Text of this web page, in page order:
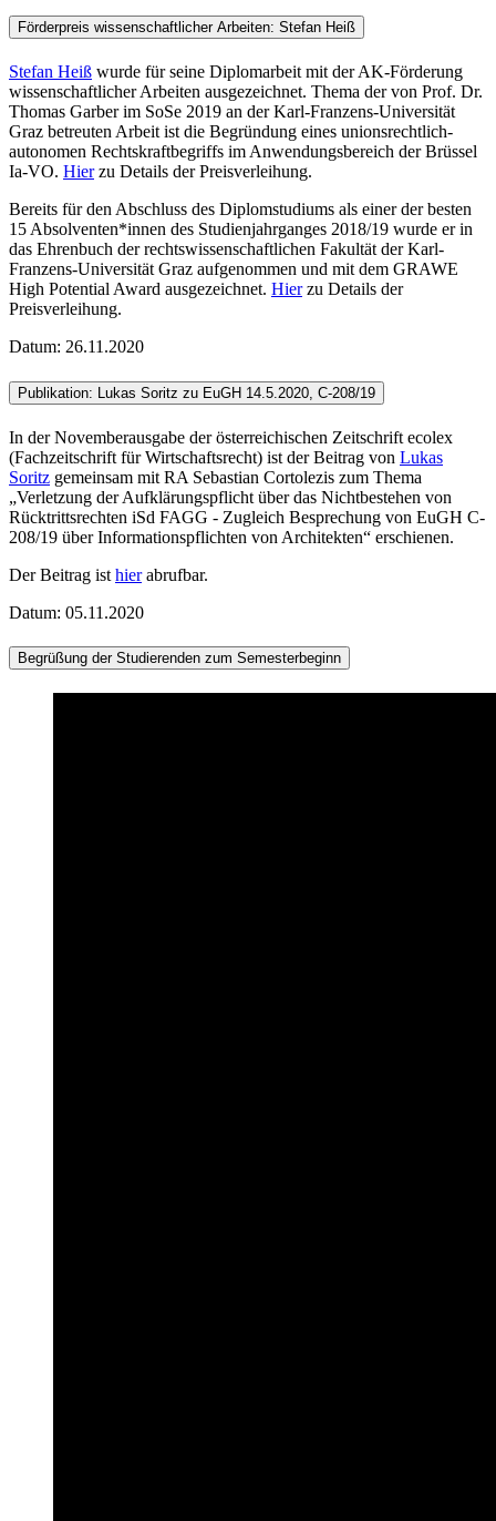
Förderpreis wissenschaftlicher Arbeiten: Stefan Heiß
Stefan Heiß wurde für seine Diplomarbeit mit der AK-Förderung
wissenschaftlicher Arbeiten ausgezeichnet. Thema der von Prof. Dr.
Thomas Garber im SoSe 2019 an der Karl-Franzens-Universität
Graz betreuten Arbeit ist die Begründung eines unionsrechtlich-
autonomen Rechtskraftbegriffs im Anwendungsbereich der Brüssel
Ia-VO. Hierzu Details der Preisverleihung.
Bereits für den Abschluss des Diplomstudiums als einer der besten
15 Absolventen*innen des Studienjahrganges 2018/19 wurde er in
das Ehrenbuch der rechtswissenschaftlichen Fakultät der Karl-
Franzens-Universität Graz aufgenommen und mit dem GRAWE
High Potential Award ausgezeichnet. Hierzu Details der
Preisverleihung.
Datum: 26.11.2020
Publikation: Lukas Soritz zu EuGH 14.5.2020, C-208/19
In der Novemberausgabe der österreichischen Zeitschrift ecolex
(Fachzeitschrift für Wirtschaftsrecht) ist der Beitrag von Lukas
Soritz gemeinsam mit RA Sebastian Cortolezis zum Thema
„Verletzung der Aufklärungspflicht über das Nichtbestehen von
Rücktrittsrechten iSd FAGG - Zugleich Besprechung von EuGH C-
208/19 über Informationspflichten von Architekten“ erschienen.
Der Beitrag ist hierabrufbar.
Datum: 05.11.2020
Begrüßung der Studierenden zum Semesterbeginn